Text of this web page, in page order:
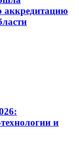
аккредитацию
и